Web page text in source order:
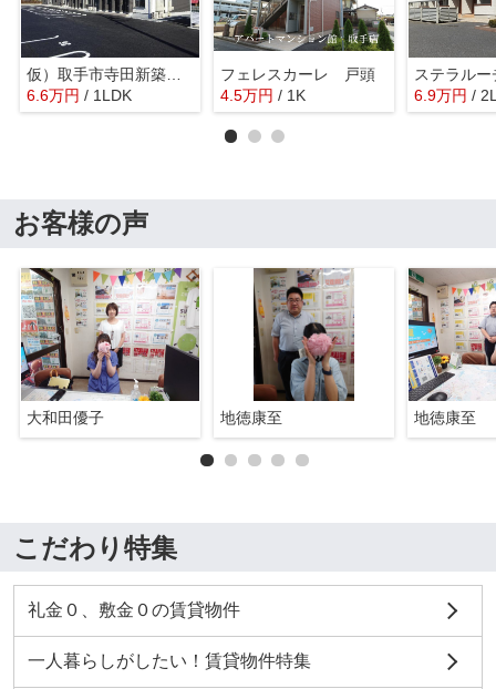
仮）取手市寺田新築アパート
6.6万円 / 1LDK
フェレスカーレ 戸頭
4.5万円 / 1K
ステラル
6.9万円 /
お客様の声
大和田優子 地徳康至 地徳康至
こだわり特集
礼金０、敷金０の賃貸物件
一人暮らしがしたい！賃貸物件特集